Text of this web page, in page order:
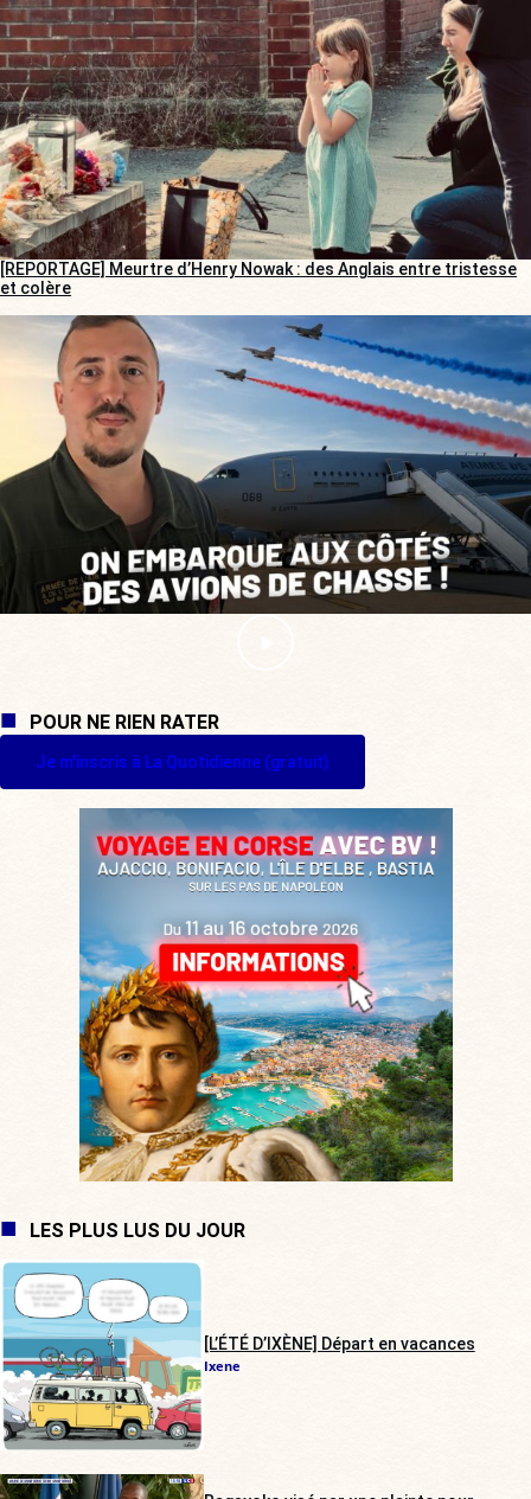
[REPORTAGE] Meurtre d’Henry Nowak : des Anglais entre tristesse
et colère
POUR NE RIEN RATER
Je m'inscris à La Quotidienne (gratuit)
LES PLUS LUS DU JOUR
[L’ÉTÉ D’IXÈNE] Départ en vacances
Ixene